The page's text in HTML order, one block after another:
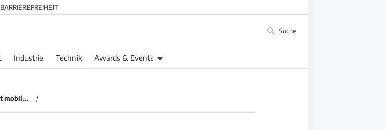
BARRIEREFREIHEIT
Suche
Industrie Technik Awards & Events
mobil...